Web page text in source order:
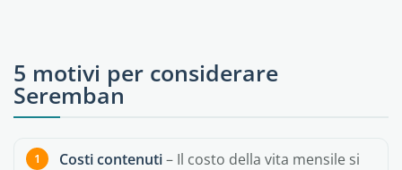
5 motivi per considerare
Seremban
Costi contenuti– Il costo della vita mensile si